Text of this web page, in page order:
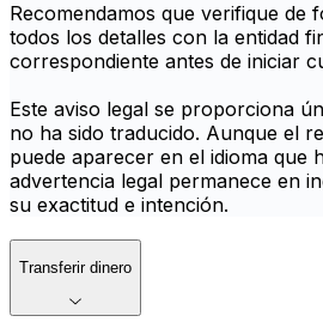
Recomendamos que verifique de
todos los detalles con la entidad
correspondiente antes de iniciar
Este aviso legal se proporciona
no ha sido traducido. Aunque el
puede aparecer en el idioma que
advertencia legal permanece en
su exactitud e intención.
Transferir dinero